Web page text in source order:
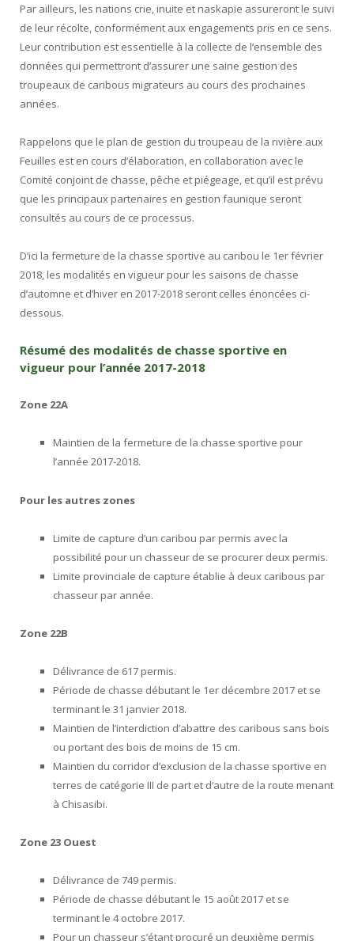
Par ailleurs, les nations crie, inuite et naskapie assureront le suivi
de leur récolte, conformément aux engagements pris en ce sens.
Leur contribution est essentielle à la collecte de l’ensemble des
données qui permettront d’assurer une saine gestion des
troupeaux de caribous migrateurs au cours des prochaines
années.
Rappelons que le plan de gestion du troupeau de la rivière aux
Feuilles est en cours d’élaboration, en collaboration avec le
Comité conjoint de chasse, pêche et piégeage, et qu’il est prévu
que les principaux partenaires en gestion faunique seront
consultés au cours de ce processus.
D’ici la fermeture de la chasse sportive au caribou le 1er février
2018, les modalités en vigueur pour les saisons de chasse
d’automne et d’hiver en 2017-2018 seront celles énoncées ci-
dessous.
Résumé des modalités de chasse sportive en
vigueur pour l’année 2017-2018
Zone 22A
Maintien de la fermeture de la chasse sportive pour
l’année 2017-2018.
Pour les autres zones
Limite de capture d’un caribou par permis avec la
possibilité pour un chasseur de se procurer deux permis.
Limite provinciale de capture établie à deux caribous par
chasseur par année.
Zone 22B
Délivrance de 617 permis.
Période de chasse débutant le 1er décembre 2017 et se
terminant le 31 janvier 2018.
Maintien de l’interdiction d’abattre des caribous sans bois
ou portant des bois de moins de 15 cm.
Maintien du corridor d’exclusion de la chasse sportive en
terres de catégorie III de part et d’autre de la route menant
à Chisasibi.
Zone 23 Ouest
Délivrance de 749 permis.
Période de chasse débutant le 15 août2017 et se
terminant le 4 octobre 2017.
Pour un chasseur s’étant procuré un deuxième permis